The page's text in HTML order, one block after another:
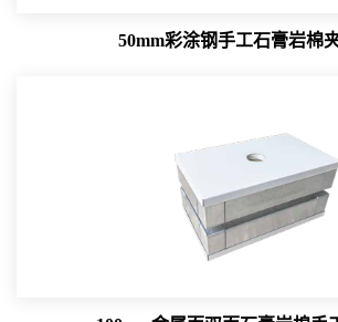
50mm彩涂钢手工石膏岩棉